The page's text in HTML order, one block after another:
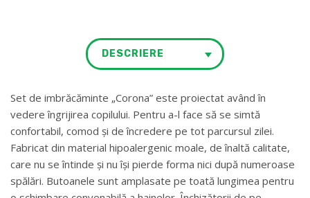
DESCRIERE
Set de imbrăcăminte „Corona” este proiectat având în
vedere îngrijirea copilului. Pentru a-l face să se simtă
confortabil, comod și de încredere pe tot parcursul zilei.
Fabricat din material hipoalergenic moale, de înaltă calitate,
care nu se întinde și nu își pierde forma nici după numeroase
spălări. Butoanele sunt amplasate pe toată lungimea pentru